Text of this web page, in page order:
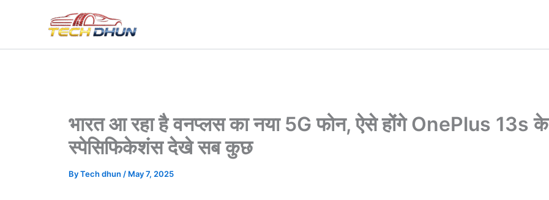
भारत आ रहा है वनप्लस का नया 5G फोन, ऐसे होंगे OnePlus 13s के
स्पेसिफिकेशंस देखे सब कुछ
ByTech dhun / May 7, 2025